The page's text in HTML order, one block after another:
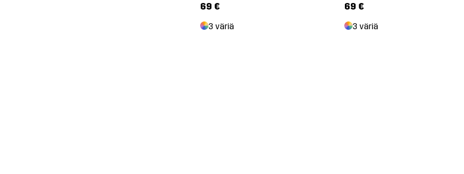
69 €
3 väriä
69 €
3 väriä